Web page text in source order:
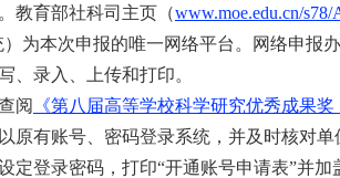
育部社科司主页（www.moe.edu.cn/s78/
）为本次申报的唯一网络平台。网络申报
、录入、上传和打印。
阅
《第八届高等学校科学研究优秀成果
有账号、密码登录系统，并及时核对单
定登录密码，打印“开通账号申请表”并加